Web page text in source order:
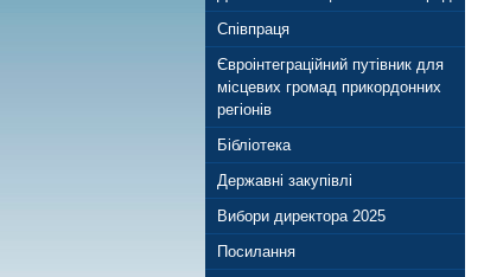
Співпраця
Євроінтеграційний путівник для
місцевих громад прикордонних
регіонів
Бібліотека
Державні закупівлі
Вибори директора 2025
Посилання